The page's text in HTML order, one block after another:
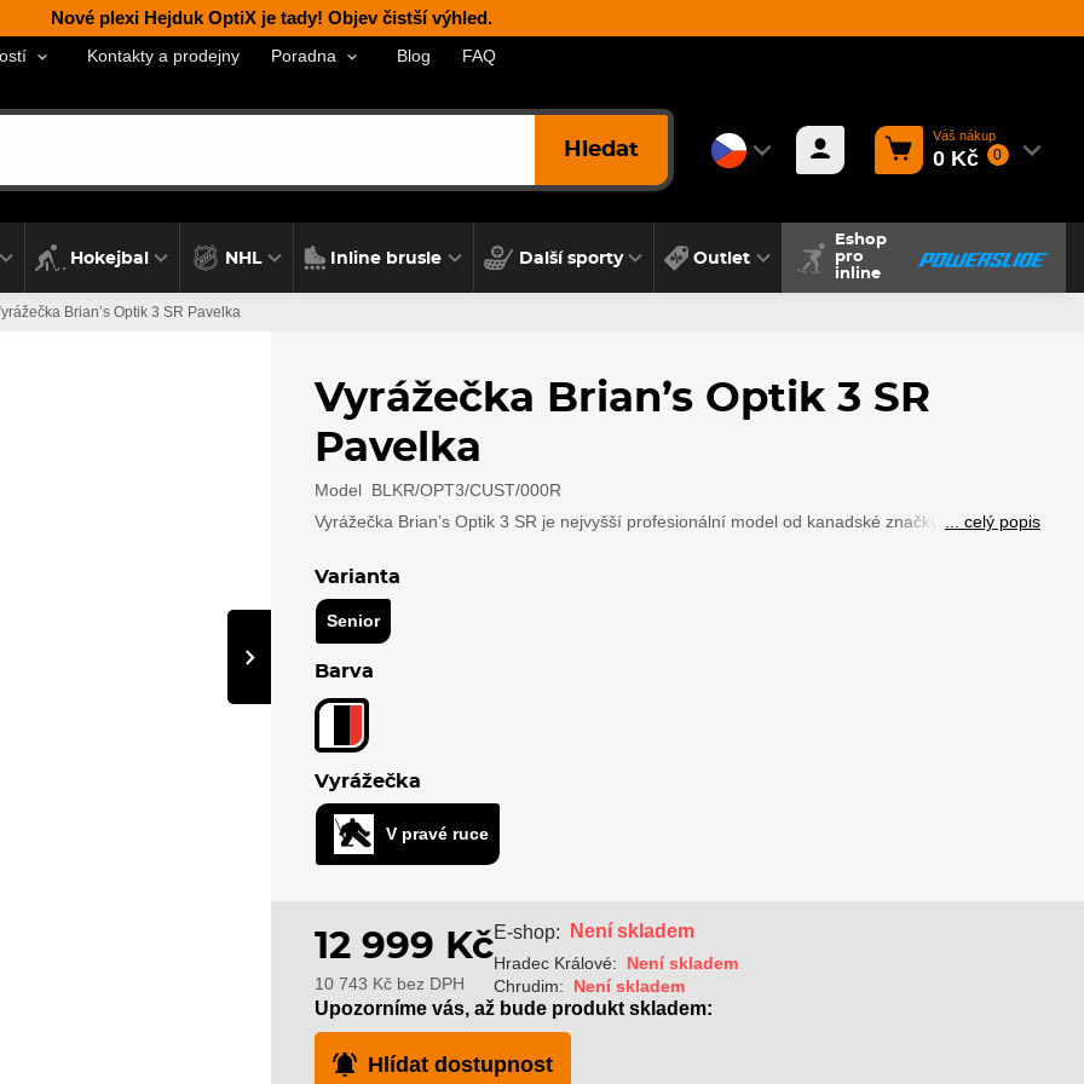
Nové plexi Hejduk OptiX je tady! Objev čistší výhled.
Kontakty a prodejny Poradna Blog FAQ
Hledat
Váš nákup
0 Kč 0
Hokejbal NHL Inline brusle Další sporty Outlet
Eshop
pro
inline
Brian’s Optik 3 SR Pavelka
›
Vyrážečka Brian’s Optik 3 SR
Pavelka
Model BLKR/OPT3/CUST/000R
Vyrážečka Brian’s Optik 3 SR je nejvyšší profesionální model od kanadské značky Brian's.
... celý popis
Varianta
Senior
Barva
Vyrážečka
V pravé ruce
12 999 Kč
10 743 Kč bez DPH
E-shop: Není skladem
Hradec Králové:
Není skladem
Chrudim:
Není skladem
Upozorníme vás, až bude produkt skladem:
Hlídat dostupnost